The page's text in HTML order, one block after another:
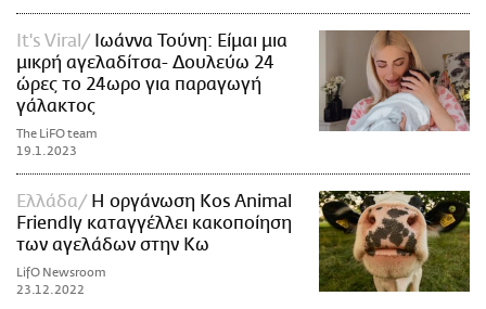
It's Viral
Ιωάννα Τούνη: Είμαι μια
μικρή αγελαδίτσα- Δουλεύω 24
ώρες το 24ωρο για παραγωγή
γάλακτος
The LiFO team
19.1.2023
Ελλάδα
Η οργάνωση Kos Animal
Friendly καταγγέλλει κακοποίηση
των αγελάδων στην Κω
LifO Newsroom
23.12.2022